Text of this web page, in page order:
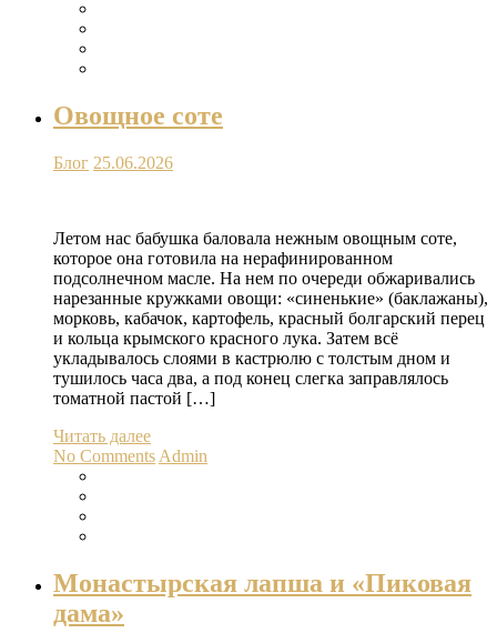
Овощное соте
Блог 25.06.2026
Летом нас бабушка баловала нежным овощным соте,
которое она готовила на нерафинированном
подсолнечном масле. На нем по очереди обжаривались
нарезанные кружками овощи: «синенькие» (баклажаны),
морковь, кабачок, картофель, красный болгарский перец
и кольца крымского красного лука. Затем всё
укладывалось слоями в кастрюлю с толстым дном и
тушилось часа два, а под конец слегка заправлялось
томатной пастой […]
Читать далее
No Comments Admin
Монастырская лапша и «Пиковая
дама»